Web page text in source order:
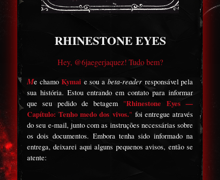
RHINESTONE EYES
Hey, @6jaegerjaquez! Tudo bem?
Me chamo Kymai e sou a beta-reader responsável pela
sua história. Estou entrando em contato para informar
que seu pedido de betagem"Rhinestone Eyes —
Capítulo: Tenho medo dos vivos." foi entregue através
do seu e-mail, junto com as instruções necessárias sobre
os dois documentos. Embora tenha sido informado na
entrega, deixarei aqui alguns pequenos avisos, então se
atente: